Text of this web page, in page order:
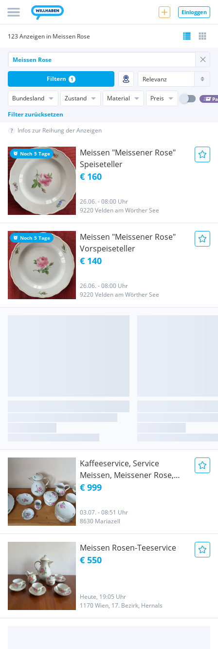
Einloggen
123 Anzeigen in Meissen Rose
Bundesland Zustand Material Preis
Filter zurücksetzen
Filtern 1
Infos zur Reihung der Anzeigen
Noch 5 Tage
Meissen "Meissener Rose"
Speiseteller
€ 160
26.06. - 08:00 Uhr
9220 Velden am Wörther See
Noch 5 Tage
Meissen "Meissener Rose"
Vorspeiseteller
€ 140
26.06. - 08:00 Uhr
9220 Velden am Wörther See
Kaffeeservice, Service
Meissen, Meissener Rose,
Vintage, 21 Einzelteile
€ 999
03.07. - 08:51 Uhr
8630 Mariazell
Meissen Rosen-Teeservice
€ 550
Heute, 19:05 Uhr
1170 Wien, 17. Bezirk, Hernals